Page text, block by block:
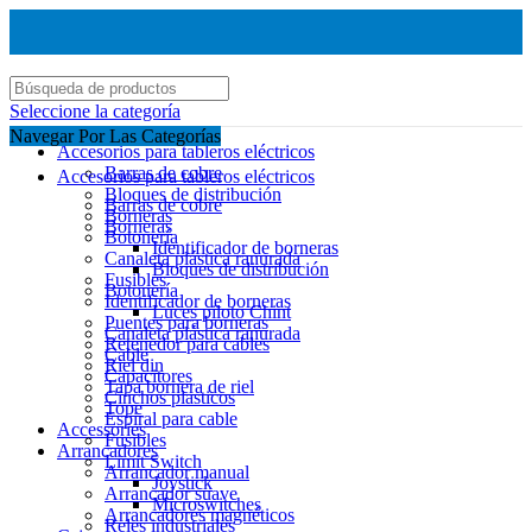
Seleccione la categoría
Accesorios para tableros eléctricos
Barras de cobre
Bloques de distribución
Borneras
Botonería
Canaleta plástica ranurada
Fusibles
Identificador de borneras
Puentes para borneras
Retenedor para cables
Riel din
Tapa bornera de riel
Tope
Accessories
Arrancadores
Arrancador manual
Arrancador suave
Arrancadores magnéticos
Navegar Por Las Categorías
Accesorios para tableros eléctricos
Barras de cobre
Borneras
Identificador de borneras
Bloques de distribución
Botonería
Luces piloto Chint
Canaleta plástica ranurada
Cable
Capacitores
Cinchos plasticos
Espiral para cable
Fusibles
Limit Switch
Joystick
Microswitches
Reles industriales